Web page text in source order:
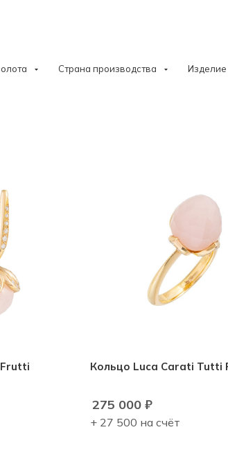
Страна производства Изделие
Кольцо Luca Carati Tutti
275 000₽
+ 27 500 на счёт